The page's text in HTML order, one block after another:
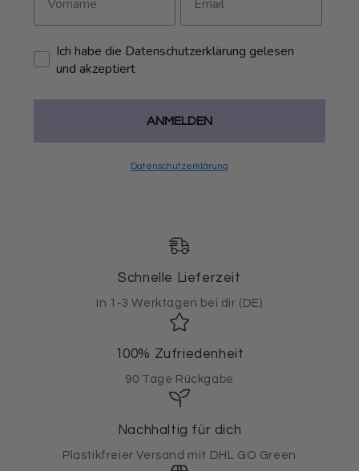
Ich habe die Datenschutzerklärung gelesen
und akzeptiert
ANMELDEN
Datenschutzerklärung
Schnelle Lieferzeit
In 1-3 Werktagen bei dir (DE)
100% Zufriedenheit
90 Tage Rückgabe
Nachhaltig für dich
Plastikfreier Versand mit DHL GO Green